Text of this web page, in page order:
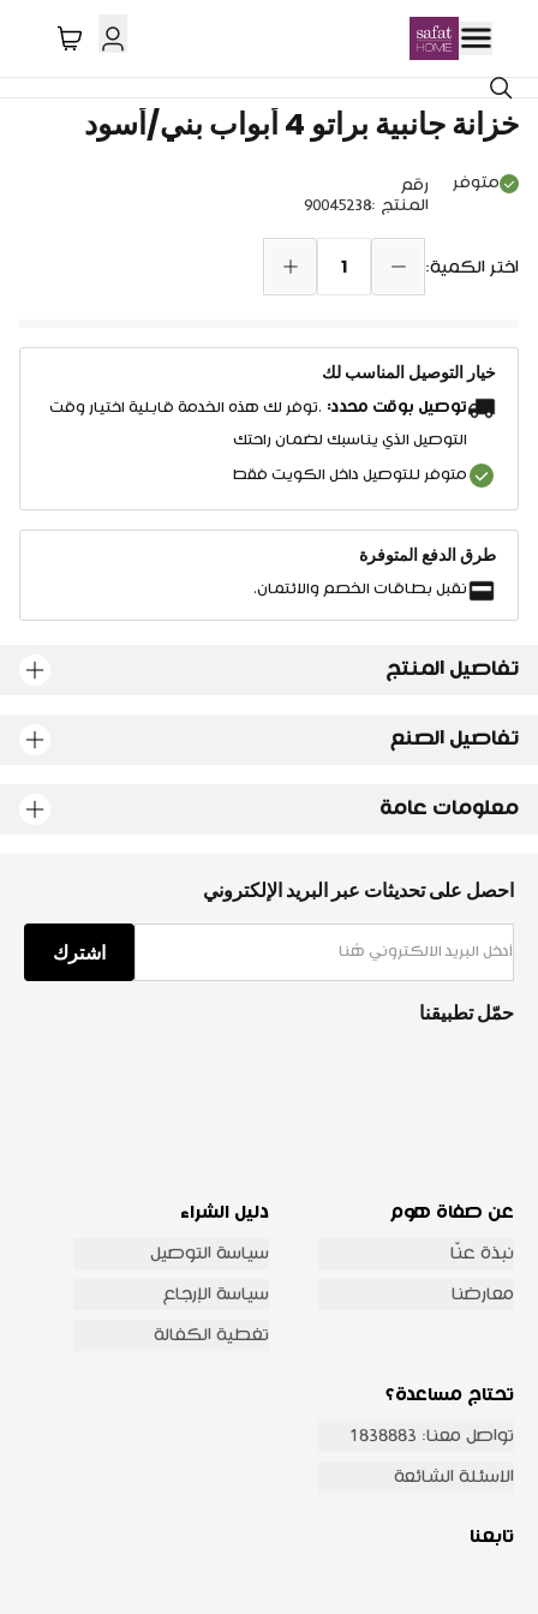
خصم 11%
خزانة جانبية براتو 4 أبواب بني/أسود
متوفر
رقم
المنتج :
90045238
اختر الكمية: 1
خيار التوصيل المناسب لك
توصيل بوقت محدد: .توفر لك هذه الخدمة قابلية اختيار وقت
التوصيل الذي يناسبك لضمان راحتك
متوفر للتوصيل داخل الكويت فقط
طرق الدفع المتوفرة
نقبل بطاقات الخصم والائتمان.
تفاصيل المنتج
تفاصيل الصنع
معلومات عامة
احصل على تحديثات عبر البريد الإلكتروني
اشترك
حمّل تطبيقنا
عن صفاة هوم
نبذة عنّا
معارضنا
دليل الشراء
سياسة التوصيل
سياسة الإرجاع
تغطية الكفالة
تحتاج مساعدة؟
تواصل معنا: 1838883
الاسئلة الشائعة
تابعنا